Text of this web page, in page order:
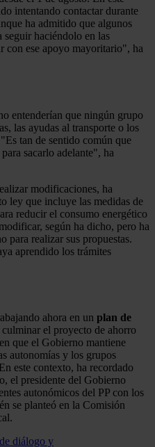
intentando contactar durante
ha admitido que algunos
seguir haciéndolo en las
con ese apoyo mayoritario", ha
entenderían que ningún grupo
las ayudas al transporte o los
tan de sentido común que
sacarlo adelante", ha
modificaciones, ha
ley que incluye las medidas de
reducir el consumo energético
según ha dicho, pero ha
para realizar sus propuestas.
aprendido los trámites
ahora en un plan de
culminar el proyecto de ahorro
que el Gobierno mantiene
autonomías y los grupos
este contexto, ha recordado
el presidente del Gobierno
autonómicos del PP con los
se planteó en la Comisión